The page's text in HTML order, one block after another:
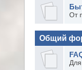
От
Общий
Для